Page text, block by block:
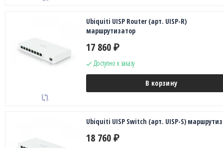
Ubiquiti UISP Router (арт. UISP-R)
маршрутизатор
17 860 ₽
Доступно к заказу
В корзину
Ubiquiti UISP Switch (арт. UISP-S)
18 760 ₽